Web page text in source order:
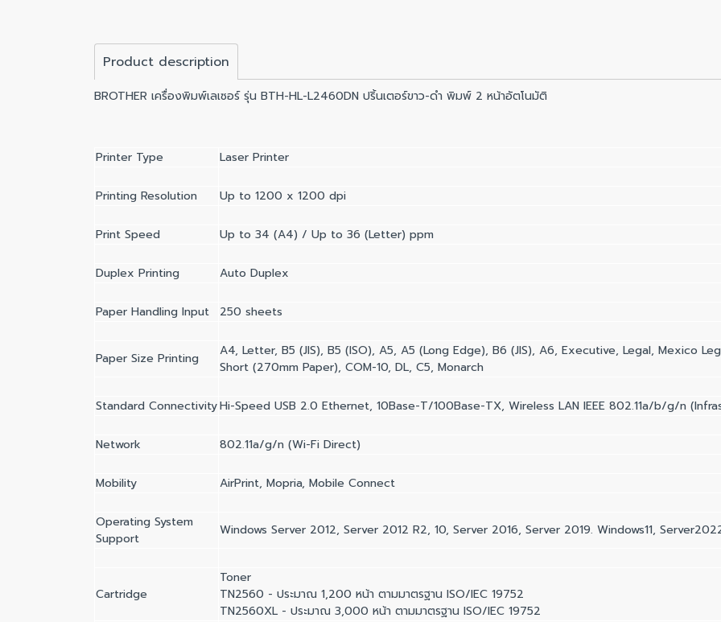
Product description
BROTHER เครื่องพิมพ์เลเซอร์ รุ่น BTH-HL-L2460DN ปริ้นเตอร์ขาว-ดำ พิมพ์ 2 หน้าอัตโนมัติ
Printer Type Laser Printer
Printing Resolution Up to 1200 x 1200 dpi
Print Speed Up to 34 (A4) / Up to 36 (Letter) ppm
Duplex Printing Auto Duplex
Paper Handling Input 250 sheets
Paper Size Printing
A4, Letter, B5 (JIS), B5 (ISO), A5, A5 (Long Edge), B6 (JIS), A6, Executive, Legal, Mexico
Short (270mm Paper), COM-10, DL, C5, Monarch
Standard ConnectivityHi-Speed USB 2.0 Ethernet, 10Base-T/100Base-TX, Wireless LAN IEEE 802.11a/b/g/n
Network 802.11a/g/n (Wi-Fi Direct)
Mobility AirPrint, Mopria, Mobile Connect
Operating System
Support
Windows Server 2012, Server 2012 R2, 10, Server 2016, Server 2019. Windows11,
Cartridge
Toner
TN2560 - ประมาณ 1,200 หน้า ตามมาตรฐาน ISO/IEC 19752
TN2560XL - ประมาณ 3,000 หน้า ตามมาตรฐาน ISO/IEC 19752